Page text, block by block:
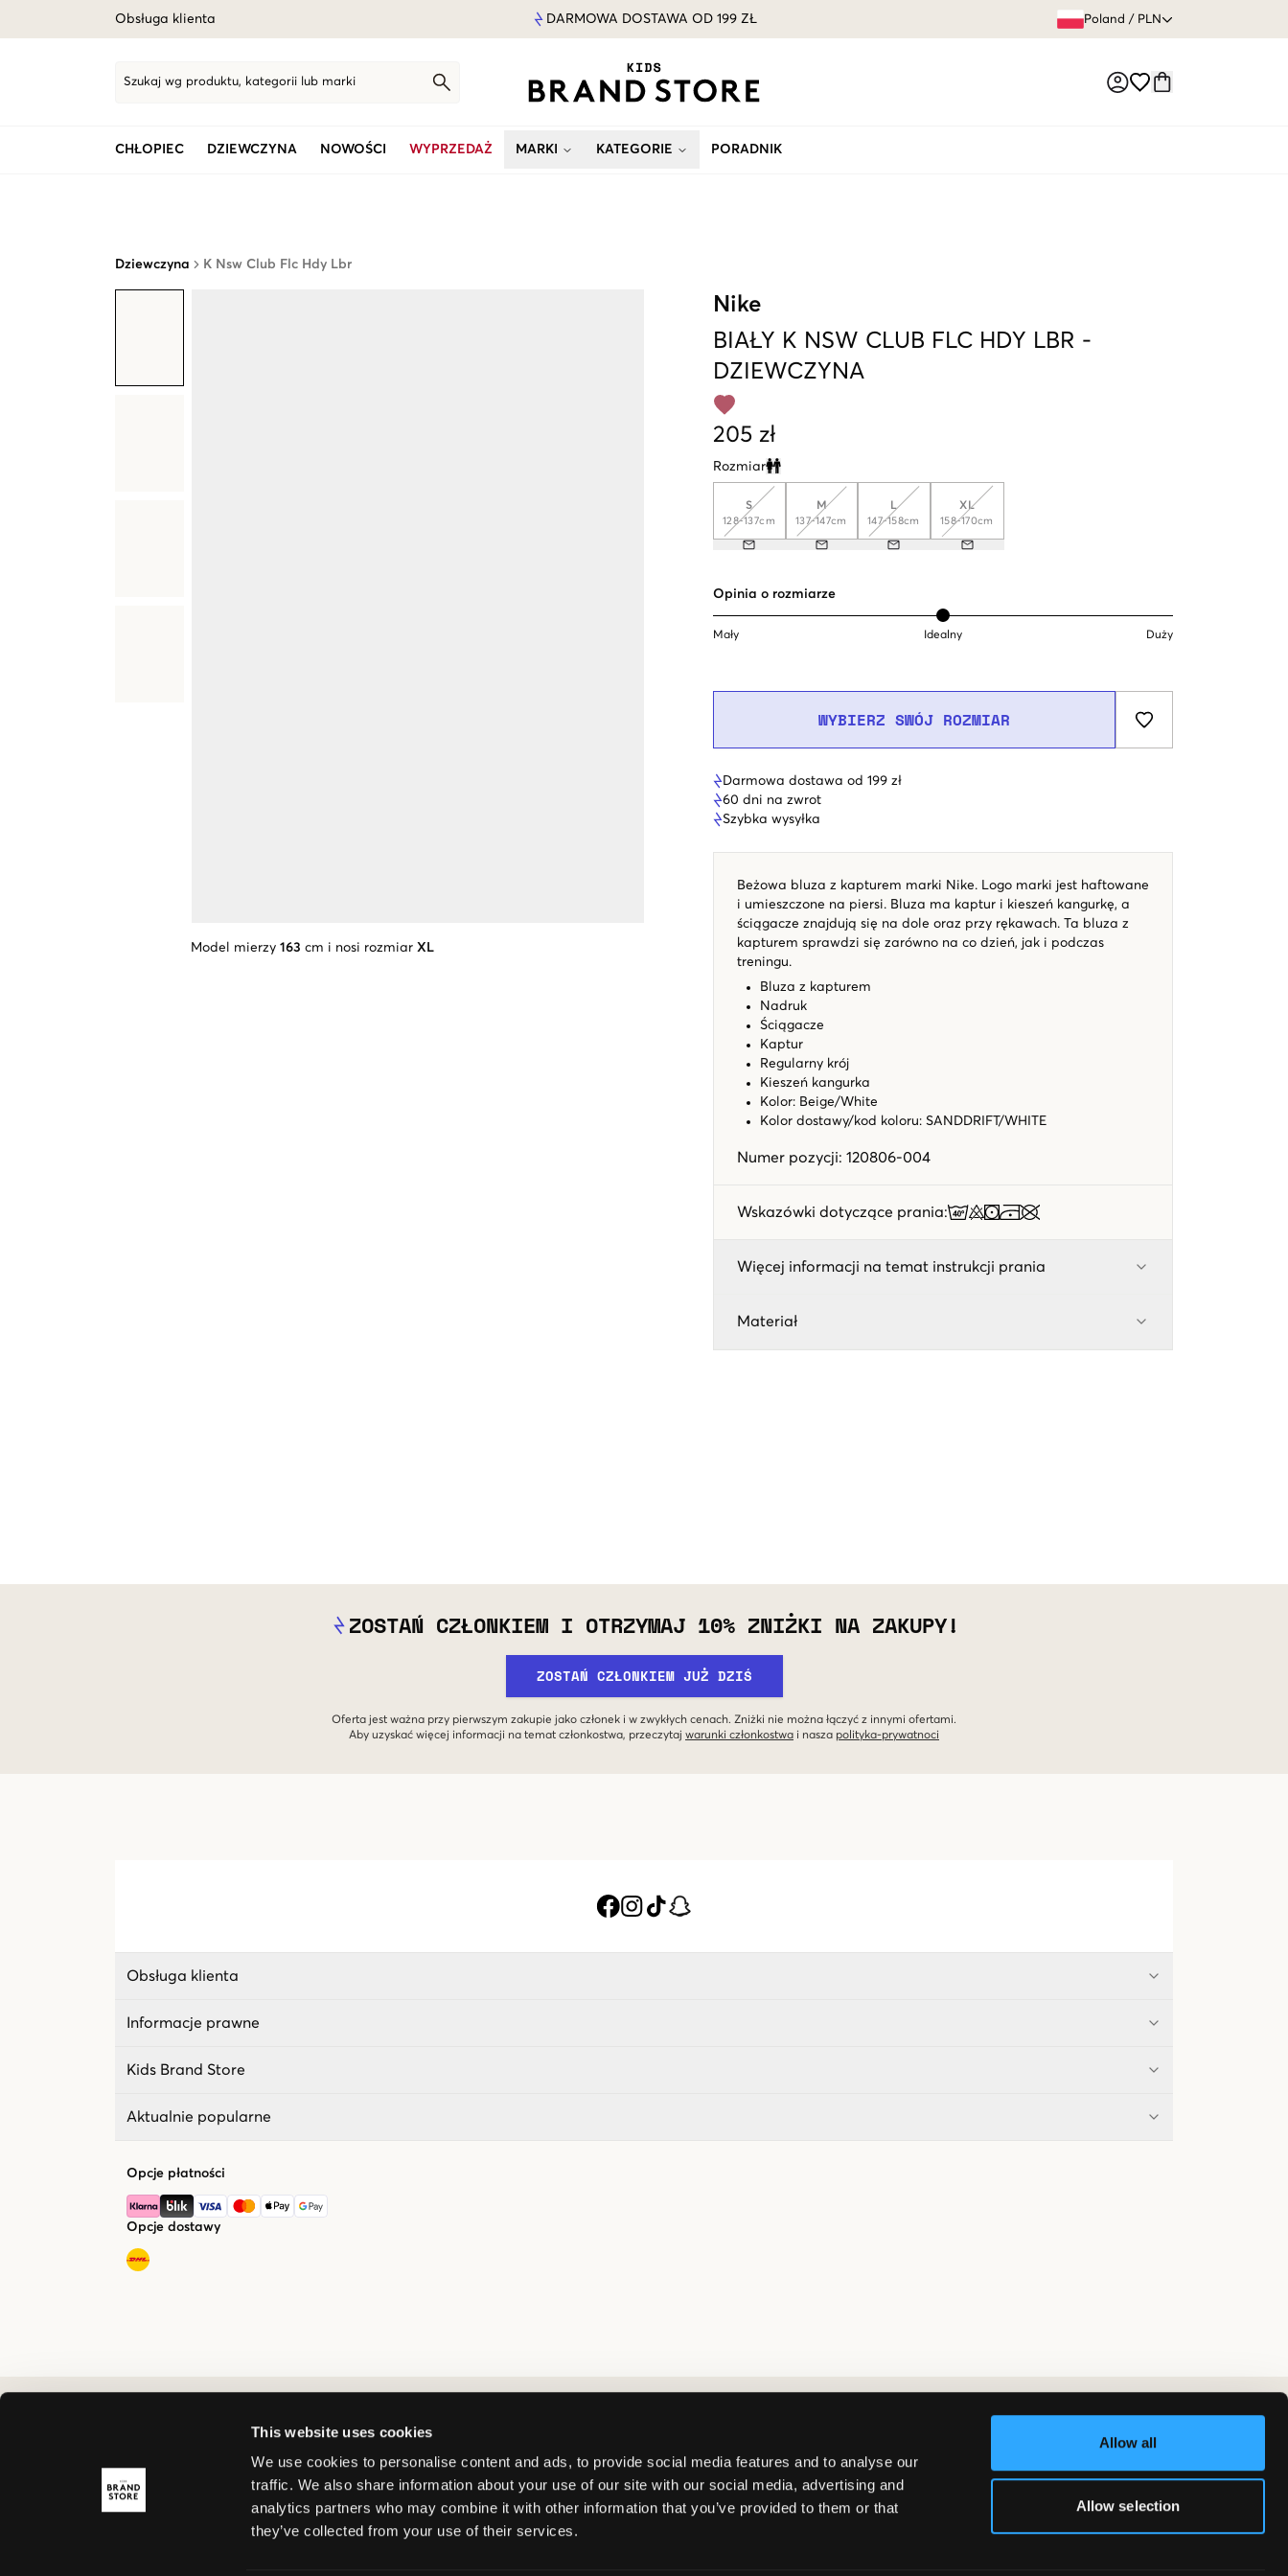
This website uses cookies
We use cookies to personalise content and ads, to provide social media features and to analyse our
traffic. We also share information about your use of our site with our social media, advertising and
analytics partners who may combine it with other information that you’ve provided to them or that
they’ve collected from your use of their services.
Allow all
Allow selection
Obsługa klienta DARMOWA DOSTAWA OD 199 ZŁ Poland / PLN
Szukaj wg produktu, kategorii lub marki
CHŁOPIEC DZIEWCZYNA NOWOŚCI WYPRZEDAŻ MARKI KATEGORIE PORADNIK
Dziewczyna K Nsw Club Flc Hdy Lbr
Model mierzy 163 cm i nosi rozmiar XL
Nike
BIAŁY K NSW CLUB FLC HDY LBR -
DZIEWCZYNA
205 zł
Rozmiar
Clone modal
S
128-137cm
M
137-147cm
L
147-158cm
XL
158-170cm
Opinia o rozmiarze
Mały Idealny Duży
WYBIERZ SWÓJ ROZMIAR
Darmowa dostawa od 199 zł
60 dni na zwrot
Szybka wysyłka
Beżowa bluza z kapturem marki Nike. Logo marki jest haftowane
i umieszczone na piersi. Bluza ma kaptur i kieszeń kangurkę, a
ściągacze znajdują się na dole oraz przy rękawach. Ta bluza z
kapturem sprawdzi się zarówno na co dzień, jak i podczas
treningu.
Bluza z kapturem
Nadruk
Ściągacze
Kaptur
Regularny krój
Kieszeń kangurka
Kolor: Beige/White
Kolor dostawy/kod koloru: SANDDRIFT/WHITE
Numer pozycji: 120806-004
Wskazówki dotyczące prania:
Więcej informacji na temat instrukcji prania
Materiał
ZOSTAŃ CZŁONKIEM I OTRZYMAJ 10% ZNIŻKI NA ZAKUPY!
ZOSTAŃ CZŁONKIEM JUŻ DZIŚ
Oferta jest ważna przy pierwszym zakupie jako członek i w zwykłych cenach. Zniżki nie można łączyć z innymi ofertami.
Aby uzyskać więcej informacji na temat członkostwa, przeczytaj warunki członkostwa i nasza polityka-prywatnoci
Obsługa klienta
Informacje prawne
Kids Brand Store
Aktualnie popularne
Opcje płatności
Opcje dostawy